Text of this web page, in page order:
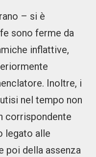
– si è
sono ferme da
inflattive,
Inoltre, i
nel tempo non
corrispondente
legato alle
poi della assenza